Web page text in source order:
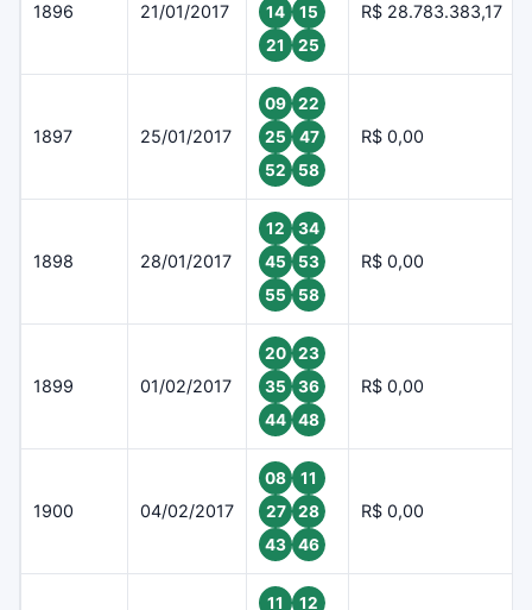
1896 21/01/2017
14
15
21
25
R$ 28.783.383,17
1897 25/01/2017
09
22
25
47
52
58
R$ 0,00
1898 28/01/2017
12
34
45
53
55
58
R$ 0,00
1899 01/02/2017
20
23
35
36
44
48
R$ 0,00
1900 04/02/2017
08
11
27
28
43
46
R$ 0,00
11
12